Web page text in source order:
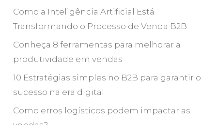
Como a Inteligência Artificial Está
Transformando o Processo de Venda B2B
Conheça 8 ferramentas para melhorar a
produtividade em vendas
10 Estratégias simples no B2B para garantir o
sucesso na era digital
Como erros logísticos podem impactar as